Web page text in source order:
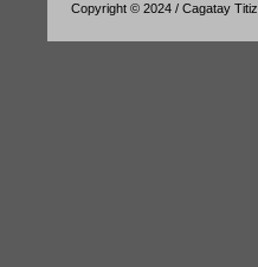
Copyright © 2024 / Cagatay Titiz